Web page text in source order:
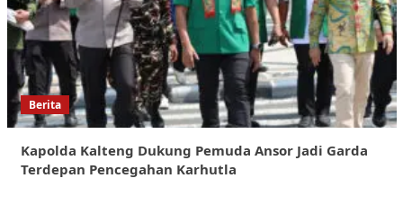
Berita
Kapolda Kalteng Dukung Pemuda Ansor Jadi Garda
Terdepan Pencegahan Karhutla